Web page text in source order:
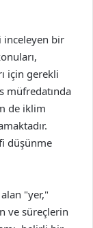
inceleyen bir
için gerekli
müfredatında
de iklim
düşünme
"yer,"
ve süreçlerin